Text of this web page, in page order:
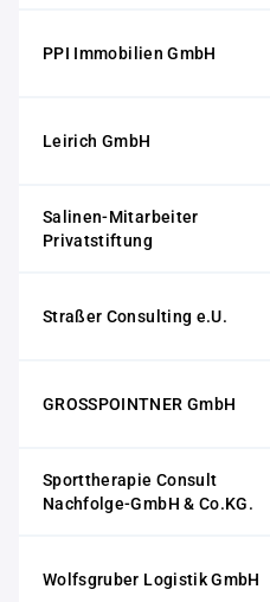
PPI Immobilien GmbH
Leirich GmbH
Salinen-Mitarbeiter
Privatstiftung
Straßer Consulting e.U.
GROSSPOINTNER GmbH
Sporttherapie Consult
Nachfolge-GmbH & Co.KG.
Wolfsgruber Logistik GmbH